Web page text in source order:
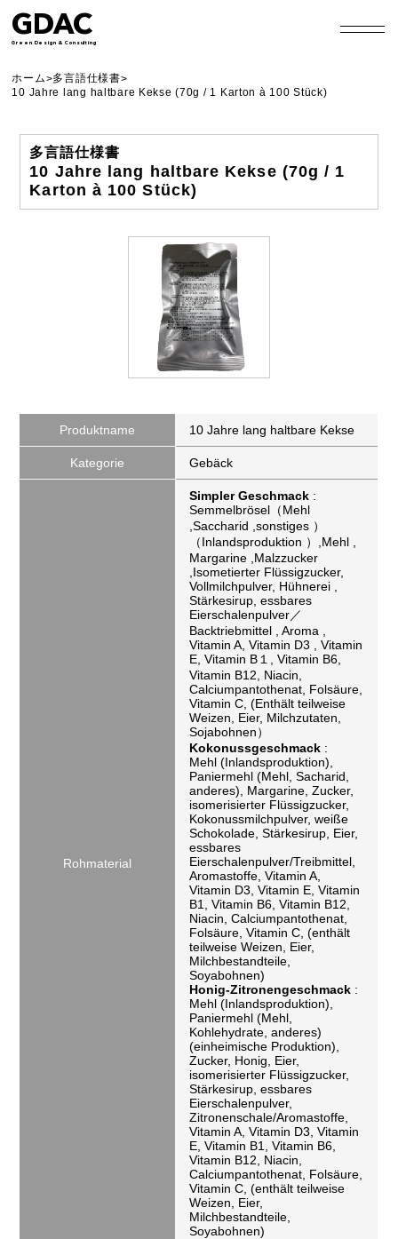
GDAC
Green Design & Consulting
ホーム>多言語仕様書>
10 Jahre lang haltbare Kekse (70g / 1 Karton à 100 Stück)
多言語仕様書
10 Jahre lang haltbare Kekse (70g / 1
Karton à 100 Stück)
Produktname 10 Jahre lang haltbare Kekse
Kategorie Gebäck
Rohmaterial
Simpler Geschmack :
Semmelbrösel（Mehl
,Saccharid ,sonstiges ）
（Inlandsproduktion ）,Mehl ,
Margarine ,Malzzucker
,Isometierter Flüssigzucker,
Vollmilchpulver, Hühnerei ,
Stärkesirup, essbares
Eierschalenpulver／
Backtriebmittel , Aroma ,
Vitamin A, Vitamin D3 , Vitamin
E, Vitamin B１, Vitamin B6,
Vitamin B12, Niacin,
Calciumpantothenat, Folsäure,
Vitamin C, (Enthält teilweise
Weizen, Eier, Milchzutaten,
Sojabohnen）
Kokonussgeschmack :
Mehl (Inlandsproduktion),
Paniermehl (Mehl, Sacharid,
anderes), Margarine, Zucker,
isomerisierter Flüssigzucker,
Kokonussmilchpulver, weiße
Schokolade, Stärkesirup, Eier,
essbares
Eierschalenpulver/Treibmittel,
Aromastoffe, Vitamin A,
Vitamin D3, Vitamin E, Vitamin
B1, Vitamin B6, Vitamin B12,
Niacin, Calciumpantothenat,
Folsäure, Vitamin C, (enthält
teilweise Weizen, Eier,
Milchbestandteile,
Soyabohnen)
Honig-Zitronengeschmack :
Mehl (Inlandsproduktion),
Paniermehl (Mehl,
Kohlehydrate, anderes)
(einheimische Produktion),
Zucker, Honig, Eier,
isomerisierter Flüssigzucker,
Stärkesirup, essbares
Eierschalenpulver,
Zitronenschale/Aromastoffe,
Vitamin A, Vitamin D3, Vitamin
E, Vitamin B1, Vitamin B6,
Vitamin B12, Niacin,
Calciumpantothenat, Folsäure,
Vitamin C, (enthält teilweise
Weizen, Eier,
Milchbestandteile,
Soyabohnen)